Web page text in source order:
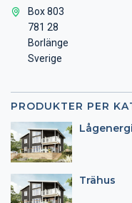
Box 803
781 28
Borlänge
Sverige
PRODUKTER PER
Trähus